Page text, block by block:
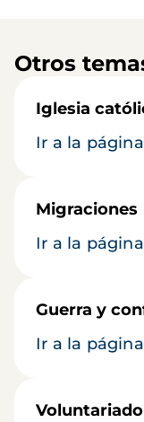
Otros
Iglesia
Ir a la
Migraciones
Ir a la
Guerra y
Ir a la
Voluntariado